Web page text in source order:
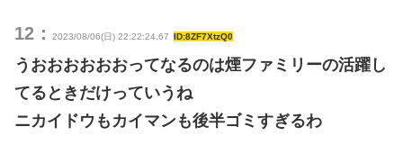
12： 2023/08/06(日) 22:22:24.67 ID:8ZF7XtzQ0
うおおおおおおってなるのは煙ファミリーの活躍し
てるときだけっていうね
ニカイドウもカイマンも後半ゴミすぎるわ